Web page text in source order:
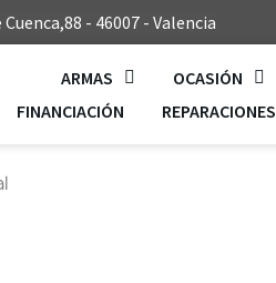
- 46007 - Valencia
ARMAS OCASIÓN
FINANCIACIÓN
REPARACIONES